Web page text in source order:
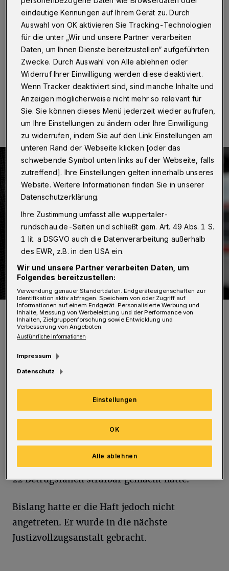
Wuppertal / Düsseldorf·Ein 47 Jahre alter, in
Wuppertal lebender Mann ist am Montagabend (11.
Dezember 2017) im Düsseldorfer Hauptbahnhof
verhaftet worden.
12.12.2017 , 13:01 Uhr Eine Minute Lesezeit
Symbolfoto.
Foto: Bundespolizei
Der Rumäne wurde gegen 21 Uhr wegen einer
Schwarzfahrt überprüft. Dabei stellte sich
heraus, dass er per Haftbefehl gesucht wurde.
Er war in Düsseldorf zu einer
Gesamtfreiheitsstrafe von einem Jahr und
neun Monaten verurteilt worden, da er sich in
22 Betrugsfällen strafbar gemacht hatte.
Bislang hatte er die Haft jedoch nicht
angetreten. Er wurde in die nächste
Justizvollzugsanstalt gebracht.
eindeutige Kennungen auf Ihrem Gerät zu. Durch
Auswahl von OK aktivieren Sie Tracking-Technologien
für die unter „Wir und unsere Partner verarbeiten
Daten, um Ihnen Dienste bereitzustellen“ aufgeführten
Zwecke. Durch Auswahl von Alle ablehnen oder
Widerruf Ihrer Einwilligung werden diese deaktiviert.
Wenn Tracker deaktiviert sind, sind manche Inhalte und
Anzeigen möglicherweise nicht mehr so relevant für
Sie. Sie können dieses Menü jederzeit wieder aufrufen,
um Ihre Einstellungen zu ändern oder Ihre Einwilligung
zu widerrufen, indem Sie auf den Link Einstellungen am
unteren Rand der Webseite klicken [oder das
schwebende Symbol unten links auf der Webseite, falls
zutreffend]. Ihre Einstellungen gelten innerhalb unseres
Website. Weitere Informationen finden Sie in unserer
Datenschutzerklärung.
Ihre Zustimmung umfasst alle wuppertaler-
rundschau.de-Seiten und schließt gem. Art. 49 Abs. 1 S.
1 lit. a DSGVO auch die Datenverarbeitung außerhalb
des EWR, z.B. in den USA ein.
Wir und unsere Partner verarbeiten Daten, um
Folgendes bereitzustellen:
Verwendung genauer Standortdaten. Endgeräteeigenschaften zur
Identifikation aktiv abfragen. Speichern von oder Zugriff auf
Informationen auf einem Endgerät. Personalisierte Werbung und
Inhalte, Messung von Werbeleistung und der Performance von
Inhalten, Zielgruppenforschung sowie Entwicklung und
Verbesserung von Angeboten.
Ausführliche Informationen
Impressum
Datenschutz
Einstellungen
Alle ablehnen
OK